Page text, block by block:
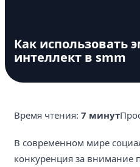
Как использовать
интеллект в smm
Время чтения: 7 минут
В современном мире
конкуренция за внимание